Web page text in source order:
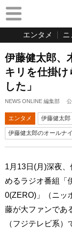
エンタメ ニ
伊藤健太郎、
キリを仕掛
した」
NEWS ONLINE 編集部 公
エンタメ 伊藤健太郎
伊藤健太郎のオールナ
1月13日(月)深夜
めるラジオ番組「
0(ZERO)」（ニッ
藤が大ファンであ
（フジテレビ系）